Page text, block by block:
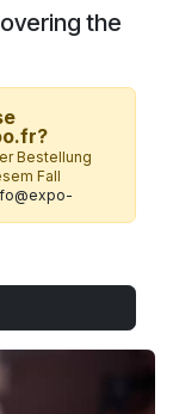
the
Bestellung
Fall
mit Ihrer
weitere
Presse).